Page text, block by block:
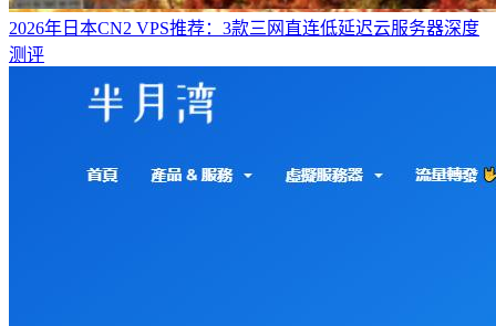
2026年日本CN2 VPS推荐：3款三网直连低延迟云服务器深度
测评